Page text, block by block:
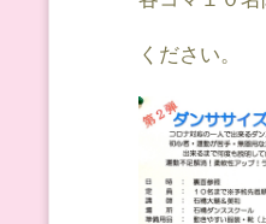
ください。